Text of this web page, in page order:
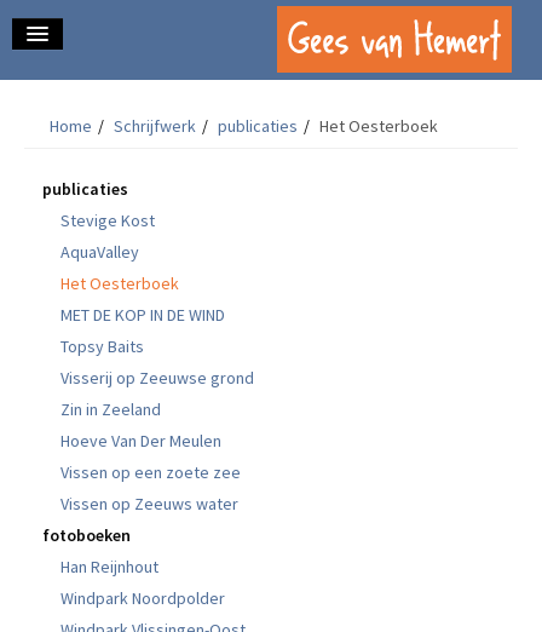
over mij.
schrijfwerk.
contact.
mijn blog.
Home / Schrijfwerk / publicaties / Het Oesterboek
publicaties
Stevige Kost
AquaValley
Het Oesterboek
MET DE KOP IN DE WIND
Topsy Baits
Visserij op Zeeuwse grond
Zin in Zeeland
Hoeve Van Der Meulen
Vissen op een zoete zee
Vissen op Zeeuws water
fotoboeken
Han Reijnhout
Windpark Noordpolder